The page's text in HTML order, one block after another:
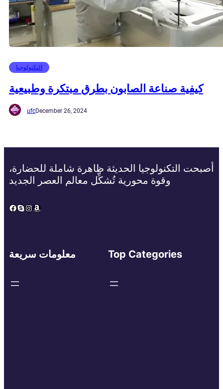
التكنولوجيا
كيفية صناعة الصابون بطرق مبتكرة وطبيعية
ufcDecember 26, 2024
أصبحت التكنولوجيا الحديثة ظاهرة شاملة للحضارة،
وقوة محورية تُشكِّل معالم العصر الجديد
Facebook
Skype
Instagram
Amazon
معلومات سريعة Top Categories